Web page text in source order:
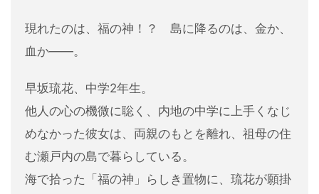
現れたのは、福の神！？ 島に降るのは、金か、
血か——。
早坂琉花、中学2年生。
他人の心の機微に聡く、内地の中学に上手くなじ
めなかった彼女は、両親のもとを離れ、祖母の住
む瀬戸内の島で暮らしている。
海で拾った「福の神」らしき置物に、琉花が願掛